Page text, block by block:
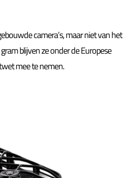
camera’s, maar niet van het
blijven ze onder de Europese
mee te nemen.